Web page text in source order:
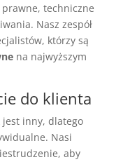
techniczne
Nasz zespół
którzy są
na najwyższym
do klienta
jest inny, dlatego
Nasi
aby